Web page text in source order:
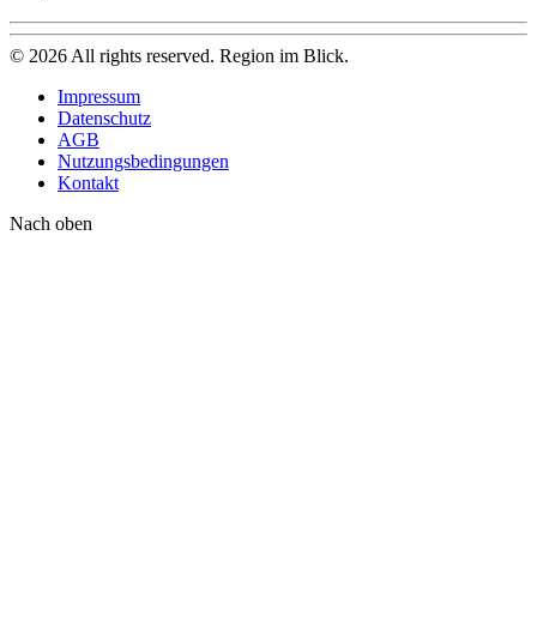
© 2026 All rights reserved. Region im Blick.
Impressum
Datenschutz
AGB
Nutzungsbedingungen
Kontakt
Nach oben